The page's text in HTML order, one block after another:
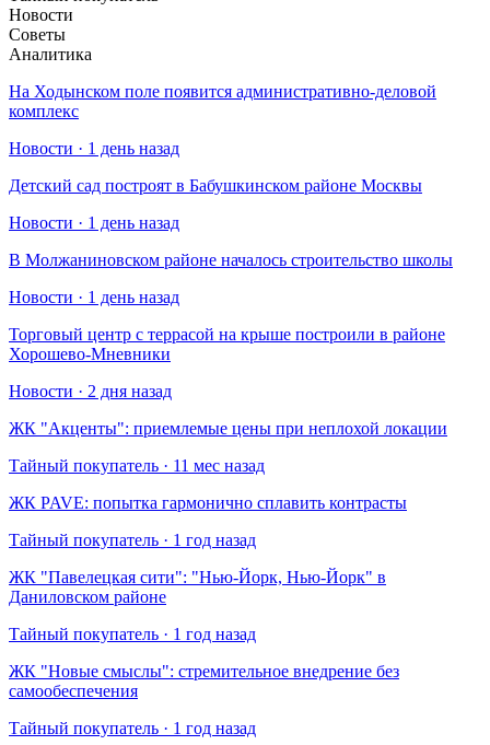
Новости
Советы
Аналитика
На Ходынском поле появится административно-деловой
комплекс
Новости · 1 день назад
Детский сад построят в Бабушкинском районе Москвы
Новости · 1 день назад
В Молжаниновском районе началось строительство школы
Новости · 1 день назад
Торговый центр с террасой на крыше построили в районе
Хорошево-Мневники
Новости · 2 дня назад
​ЖК "Акценты": приемлемые цены при неплохой локации
Тайный покупатель · 11 мес назад
​ЖК PAVE: попытка гармонично сплавить контрасты
Тайный покупатель · 1 год назад
​ЖК "Павелецкая сити": "Нью-Йорк, Нью-Йорк" в
Даниловском районе
Тайный покупатель · 1 год назад
​ЖК "Новые смыслы": стремительное внедрение без
самообеспечения
Тайный покупатель · 1 год назад